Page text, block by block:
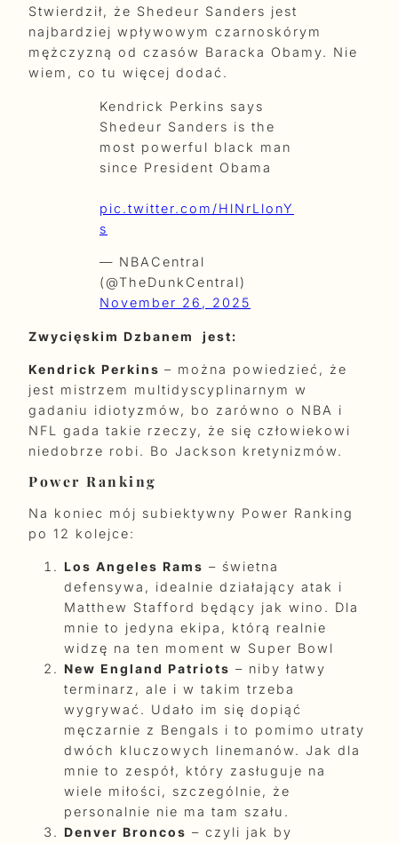
Stwierdził, że Shedeur Sanders jest
najbardziej wpływowym czarnoskórym
mężczyzną od czasów Baracka Obamy. Nie
wiem, co tu więcej dodać.
Kendrick Perkins says
Shedeur Sanders is the
most powerful black man
since President Obama
pic.twitter.com/HlNrLlonY
s
— NBACentral
(@TheDunkCentral)
November 26, 2025
Zwycięskim Dzbanem jest:
Kendrick Perkins – można powiedzieć, że
jest mistrzem multidyscyplinarnym w
gadaniu idiotyzmów, bo zarówno o NBA i
NFL gada takie rzeczy, że się człowiekowi
niedobrze robi. Bo Jackson kretynizmów.
Power Ranking
Na koniec mój subiektywny Power Ranking
po 12 kolejce:
Los Angeles Rams – świetna
defensywa, idealnie działający atak i
Matthew Stafford będący jak wino. Dla
mnie to jedyna ekipa, którą realnie
widzę na ten moment w Super Bowl
New England Patriots – niby łatwy
terminarz, ale i w takim trzeba
wygrywać. Udało im się dopiąć
męczarnie z Bengals i to pomimo utraty
dwóch kluczowych linemanów. Jak dla
mnie to zespół, który zasługuje na
wiele miłości, szczególnie, że
personalnie nie ma tam szału.
Denver Broncos – czyli jak by